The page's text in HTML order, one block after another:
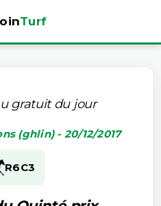
Turf
gratuit du jour
(ghlin) - 20/12/2017
R6C3